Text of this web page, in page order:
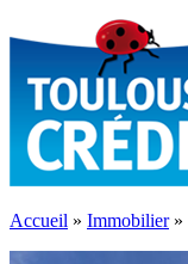
Accueil » Immobilier»